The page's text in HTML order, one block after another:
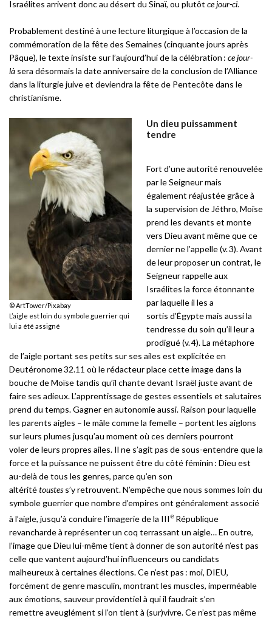
Israélites arrivent donc au désert du Sinaï, ou plutôt ce jour-ci.
Probablement destiné à une lecture liturgique à l’occasion de la
commémoration de la fête des Semaines (cinquante jours après
Pâque), le texte insiste sur l’aujourd’hui de la célébration : ce jour-
là sera désormais la date anniversaire de la conclusion de l’Alliance
dans la liturgie juive et deviendra la fête de Pentecôte dans le
christianisme.
© ArtTower/Pixabay
L’aigle est loin du symbole guerrier qui
lui a été assigné
Un dieu puissamment
tendre
Fort d’une autorité renouvelée
par le Seigneur mais
également réajustée grâce à
la supervision de Jéthro, Moïse
prend les devants et monte
vers Dieu avant même que ce
dernier ne l’appelle (v. 3). Avant
de leur proposer un contrat, le
Seigneur rappelle aux
Israélites la force étonnante
par laquelle il les a
sortis d’Égypte mais aussi la
tendresse du soin qu’il leur a
prodigué (v. 4). La métaphore
de l’aigle portant ses petits sur ses ailes est explicitée en
Deutéronome 32.11 où le rédacteur place cette image dans la
bouche de Moïse tandis qu’il chante devant Israël juste avant de
faire ses adieux. L’apprentissage de gestes essentiels et salutaires
prend du temps. Gagner en autonomie aussi. Raison pour laquelle
les parents aigles – le mâle comme la femelle – portent les aiglons
sur leurs plumes jusqu’au moment où ces derniers pourront
voler de leurs propres ailes. Il ne s’agit pas de sous-entendre que la
force et la puissance ne puissent être du côté féminin : Dieu est
au-delà de tous les genres, parce qu’en son
altéritétoustess’y retrouvent. N’empêche que nous sommes loin du
symbole guerrier que nombre d’empires ont généralement associé
à l’aigle, jusqu’à conduire l’imagerie de la III e République
revancharde à représenter un coq terrassant un aigle… En outre,
l’image que Dieu lui-même tient à donner de son autorité n’est pas
celle que vantent aujourd’hui influenceurs ou candidats
malheureux à certaines élections. Ce n’est pas : moi, DIEU,
forcément de genre masculin, montrant les muscles, imperméable
aux émotions, sauveur providentiel à qui il faudrait s’en
remettre aveuglément si l’on tient à (sur)vivre. Ce n’est pas même